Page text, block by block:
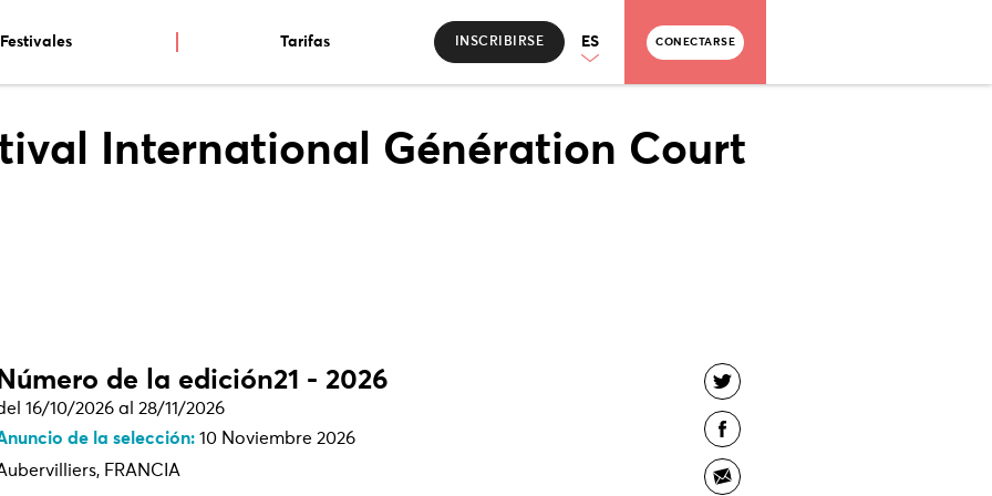
Festivales Tarifas INSCRIBIRSE ES CONECTARSE
International Génération Court
de la edición21 - 2026
16/10/2026 al 28/11/2026
de la selección: 10 Noviembre 2026
FRANCIA